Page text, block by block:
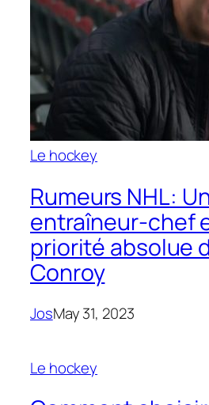
Le hockey
Rumeurs NHL:
entraîneur-chef
priorité absolue
Conroy
JosMay 31, 2023
Le hockey